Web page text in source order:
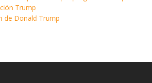
Trump
de Donald Trump